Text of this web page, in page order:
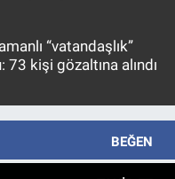
“vatandaşlık”
kişi gözaltına alındı
BEĞEN